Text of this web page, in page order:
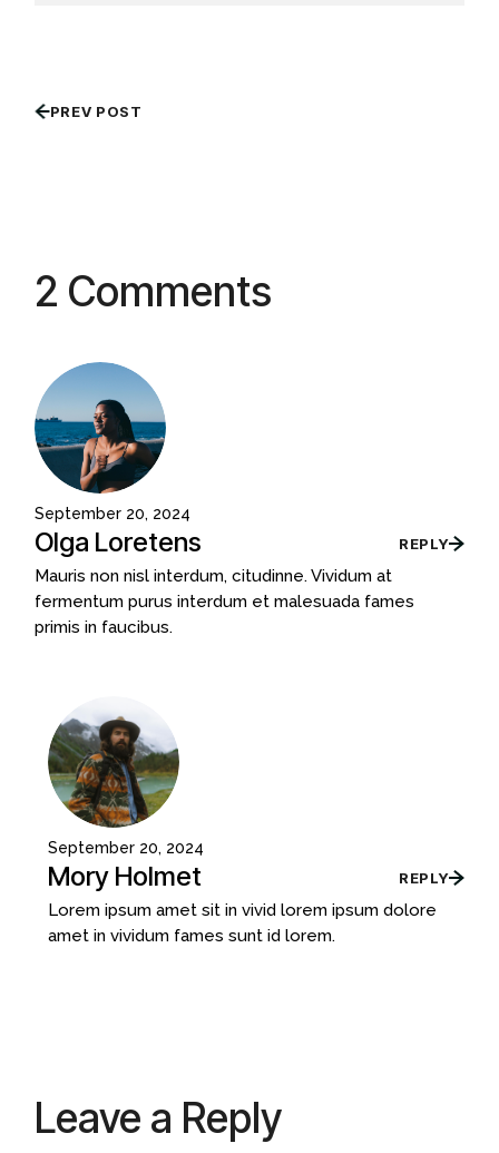
PREV POST
2 Comments
September 20, 2024
Olga Loretens REPLY
Mauris non nisl interdum, citudinne. Vividum at
fermentum purus interdum et malesuada fames
primis in faucibus.
September 20, 2024
Mory Holmet REPLY
Lorem ipsum amet sit in vivid lorem ipsum dolore
amet in vividum fames sunt id lorem.
Leave a Reply